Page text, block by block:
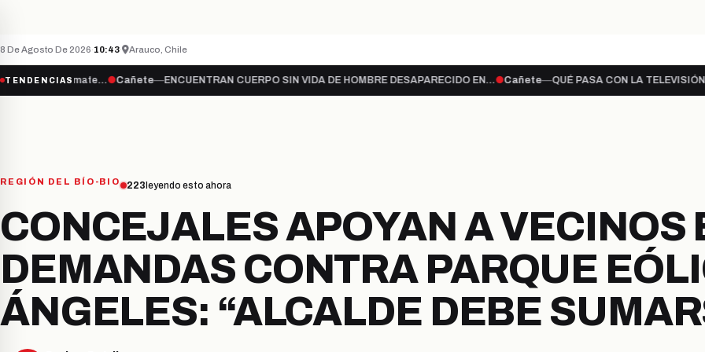
8 De Agosto De 2026·10:43· Arauco, Chile
TENDENCIAS
●Cañete—ENCUENTRAN CUERPO SIN VIDA DE HOMBRE DESAPARECIDO EN…●Cañete—QUÉ PASA CON LA TELEVISIÓN ABIERTA?●
REGIÓN DEL BÍO-BIO 223 leyendo esto ahora
CONCEJALES APOYAN A VECINOS
DEMANDAS CONTRA PARQUE
ÁNGELES: “ALCALDE DEBE